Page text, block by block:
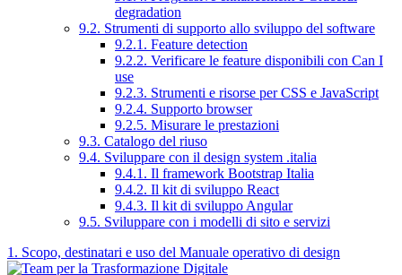
degradation
9.2. Strumenti di supporto allo sviluppo del software
9.2.1. Feature detection
9.2.2. Verificare le feature disponibili con Can I
use
9.2.3. Strumenti e risorse per CSS e JavaScript
9.2.4. Supporto browser
9.2.5. Misurare le prestazioni
9.3. Catalogo del riuso
9.4. Sviluppare con il design system .italia
9.4.1. Il framework Bootstrap Italia
9.4.2. Il kit di sviluppo React
9.4.3. Il kit di sviluppo Angular
9.5. Sviluppare con i modelli di sito e servizi
1. Scopo, destinatari e uso del Manuale operativo di design